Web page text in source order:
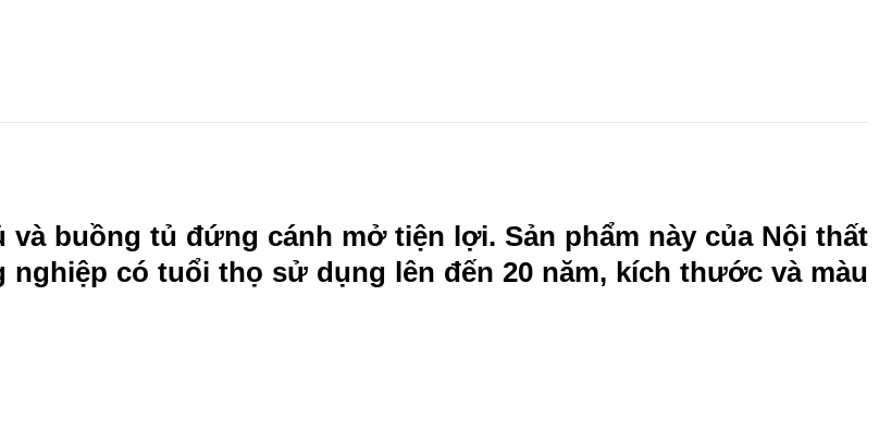
và buồng tủ đứng cánh mở tiện lợi. Sản phẩm này của Nội thất
có tuổi thọ sử dụng lên đến 20 năm, kích thước và màu